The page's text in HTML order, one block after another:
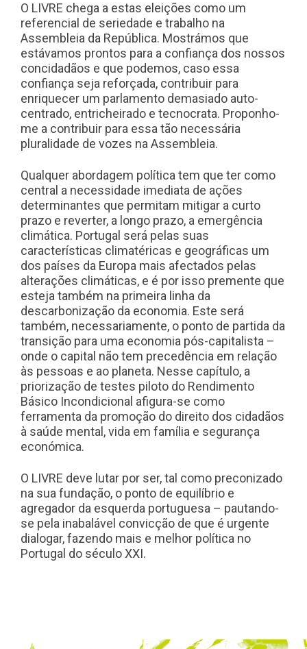
O LIVRE chega a estas eleições como um
referencial de seriedade e trabalho na
Assembleia da República. Mostrámos que
estávamos prontos para a confiança dos nossos
concidadãos e que podemos, caso essa
confiança seja reforçada, contribuir para
enriquecer um parlamento demasiado auto-
centrado, entricheirado e tecnocrata. Proponho-
me a contribuir para essa tão necessária
pluralidade de vozes na Assembleia.
Qualquer abordagem política tem que ter como
central a necessidade imediata de ações
determinantes que permitam mitigar a curto
prazo e reverter, a longo prazo, a emergência
climática. Portugal será pelas suas
características climatéricas e geográficas um
dos países da Europa mais afectados pelas
alterações climáticas, e é por isso premente que
esteja também na primeira linha da
descarbonização da economia. Este será
também, necessariamente, o ponto de partida da
transição para uma economia pós-capitalista –
onde o capital não tem precedência em relação
às pessoas e ao planeta. Nesse capítulo, a
priorização de testes piloto do Rendimento
Básico Incondicional afigura-se como
ferramenta da promoção do direito dos cidadãos
à saúde mental, vida em família e segurança
económica.
O LIVRE deve lutar por ser, tal como preconizado
na sua fundação, o ponto de equilíbrio e
agregador da esquerda portuguesa – pautando-
se pela inabalável convicção de que é urgente
dialogar, fazendo mais e melhor política no
Portugal do século XXI.